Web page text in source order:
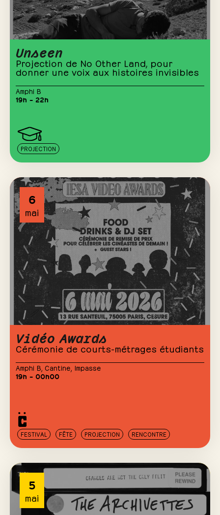
Unseen
Projection de No Other Land, pour
donner une voix aux histoires invisibles
Amphi B
19h – 22h
PROJECTION
6
mai
Vidéo Awards
Cérémonie de courts-métrages étudiants
Amphi B Cantine Impasse
19h – 00h00
FESTIVAL FÊTE PROJECTION RENCONTRE
5
mai